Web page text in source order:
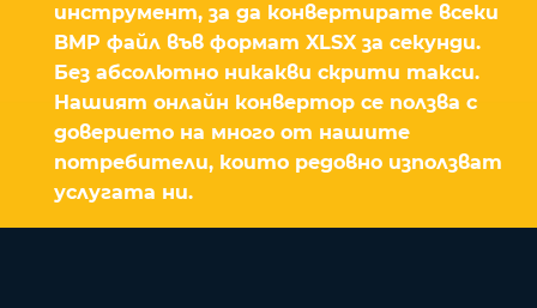
инструмент, за да конвертирате всеки
BMP файл във формат XLSX за секунди.
Без абсолютно никакви скрити такси.
Нашият онлайн конвертор се ползва с
доверието на много от нашите
потребители, които редовно използват
услугата ни.